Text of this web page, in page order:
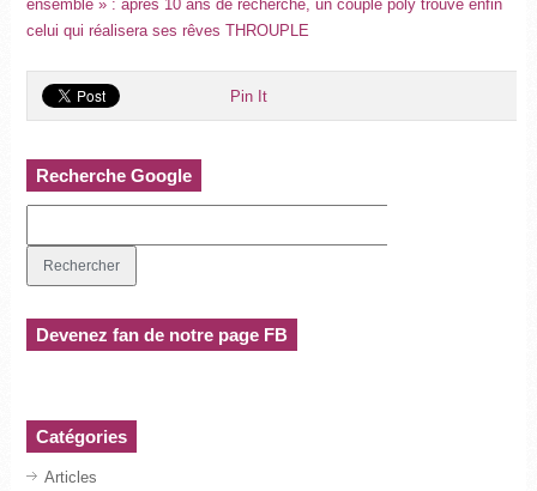
ensemble » : après 10 ans de recherche, un couple poly trouve enfin
celui qui réalisera ses rêves THROUPLE
Pin It
Recherche Google
Devenez fan de notre page FB
Catégories
Articles